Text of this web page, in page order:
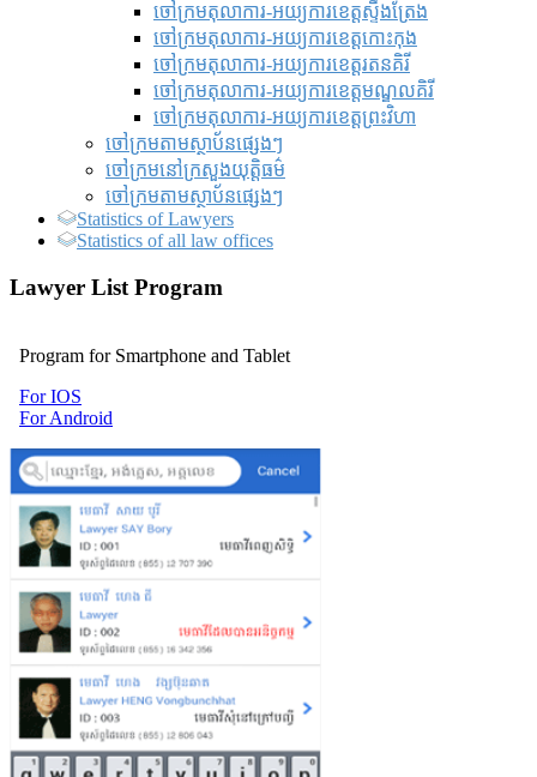
ចៅក្រមតុលាការ-អយ្យការខេត្តស្ទឹងត្រែង
ចៅក្រមតុលាការ-អយ្យការខេត្តកោះកុង
ចៅក្រមតុលាការ-អយ្យការខេត្តរតនគិរី
ចៅក្រមតុលាការ-អយ្យការខេត្តមណ្ឌលគិរី
ចៅក្រមតុលាការ-អយ្យការខេត្តព្រះវិហា
ចៅក្រមតាមស្ថាប័នផ្សេងៗ
ចៅក្រមនៅក្រសួងយុត្តិធម៌
ចៅក្រមតាមស្ថាប័នផ្សេងៗ
Statistics of Lawyers
Statistics of all law offices
Lawyer List Program
Program for Smartphone and Tablet
For IOS
For Android